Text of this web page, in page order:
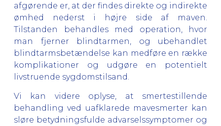
afgørende er, at der findes direkte og indirekte
ømhed nederst i højre side af maven.
Tilstanden behandles med operation, hvor
man fjerner blindtarmen, og ubehandlet
blindtarmsbetændelse kan medføre en række
komplikationer og udgøre en potentielt
livstruende sygdomstilsand.
Vi kan videre oplyse, at smertestillende
behandling ved uafklarede mavesmerter kan
sløre betydningsfulde advarselssymptomer og